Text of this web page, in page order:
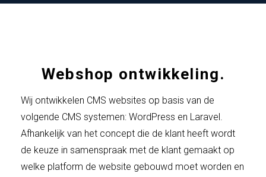
Webshop ontwikkeling.
Wij ontwikkelen CMS websites op basis van de
volgende CMS systemen: WordPress en Laravel.
Afhankelijk van het concept die de klant heeft wordt
de keuze in samenspraak met de klant gemaakt op
welke platform de website gebouwd moet worden en